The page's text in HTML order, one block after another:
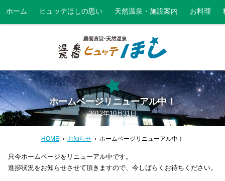
ホーム ヒュッテほしの思い 天然温泉・施設案内 お料理
ホームページリニューアル中！
2012年10月31日
HOME お知らせ ホームページリニューアル中！
只今ホームページをリニューアル中です。
進捗状況をお知らせさせて頂きますので、今しばらくお待ちください。